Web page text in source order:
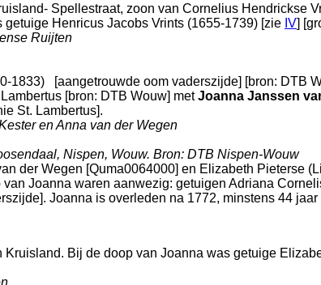
Spellestraat, zoon van Cornelius Hendrickse
getuige Henricus Jacobs Vrints (1655-1739) [zie IV]
Ruijten
1833) [aangetrouwde oom vaderszijde] [bron: DTB
[bron: DTB Wouw] metJoanna Janssen
St. Lambertus].
en Anna van der Wegen
Nispen, Wouw. Bron: DTB Nispen-Wouw
der Wegen [Quma0064000] en Elizabeth Pieterse
van Joanna waren aanwezig: getuigen Adriana
Joanna is overleden na 1772, minstens 44 jaar
Kruisland. Bij de doop van Joanna was getuige